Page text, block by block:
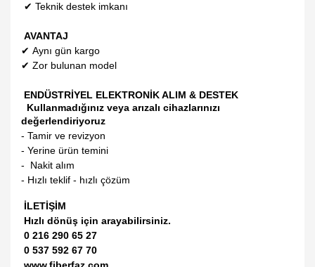
✔ Teknik destek imkanı
AVANTAJ
✔ Aynı gün kargo
✔ Zor bulunan model
ENDÜSTRİYEL ELEKTRONİK ALIM & DESTEK
Kullanmadığınız veya arızalı cihazlarınızı
değerlendiriyoruz
- Tamir ve revizyon
- Yerine ürün temini
- Nakit alım
- Hızlı teklif - hızlı çözüm
İLETİŞİM
Hızlı dönüş için arayabilirsiniz.
0 216 290 65 27
0 537 592 67 70